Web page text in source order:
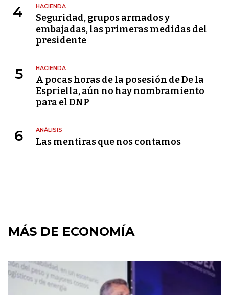
4 HACIENDA
Seguridad, grupos armados y
embajadas, las primeras medidas del
presidente
5 HACIENDA
A pocas horas de la posesión de De la
Espriella, aún no hay nombramiento
para el DNP
6 ANÁLISIS
Las mentiras que nos contamos
MÁS DE ECONOMÍA